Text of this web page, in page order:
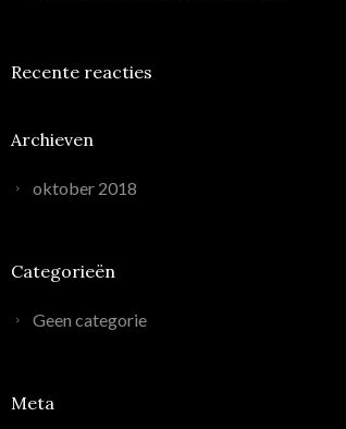
Recente reacties
Archieven
oktober 2018
Categorieën
Geen categorie
Meta